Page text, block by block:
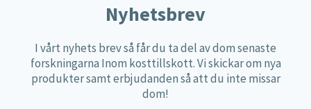
Övriga kosttillskott
100% Natural
EVP Nutrition
Nyhetsbrev
I vårt nyhets brev så får du ta del av dom senaste
forskningarna Inom kosttillskott. Vi skickar om nya
produkter samt erbjudanden så att du inte missar
dom!